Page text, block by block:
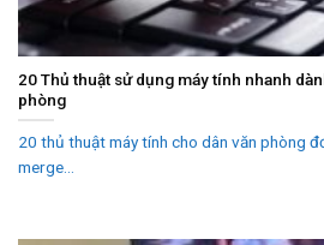
20 Thủ thuật sử dụng máy tính nhanh
phòng
20 thủ thuật máy tính cho dân văn phòng
merge...